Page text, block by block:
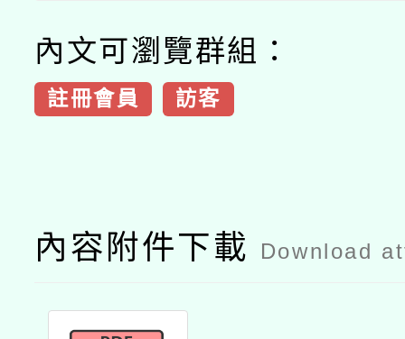
內文可瀏覽群組：
註冊會員 訪客
內容附件下載 Download